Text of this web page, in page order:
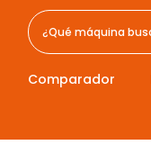
Comparador